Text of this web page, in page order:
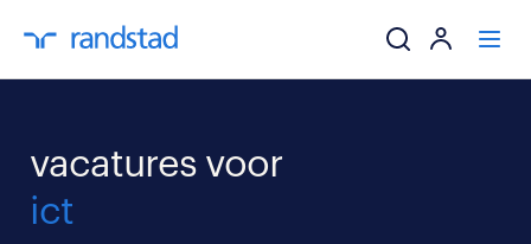
vacatures voor
ict